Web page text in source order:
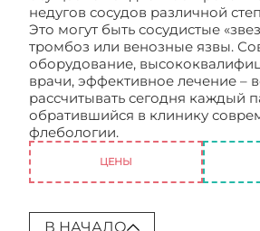
недугов сосудов различной
Это могут быть сосудистые
тромбоз или венозные язвы.
оборудование,
врачи, эффективное лечение –
рассчитывать сегодня каждый
обратившийся в клинику
флебологии.
ЦЕНЫ
В НАЧАЛО